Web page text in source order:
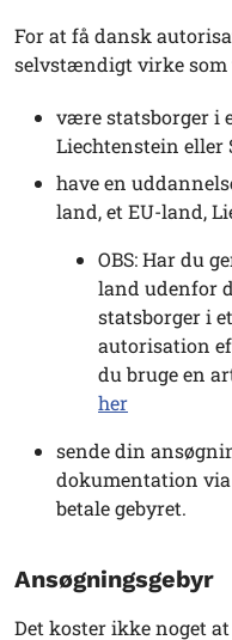
For at få dansk
selvstændigt virke
være statsborger i
Liechtenstein eller
have en
land, et EU-land,
OBS: Har du
land udenfor
statsborger i
autorisation
du bruge en
her
sende din
dokumentation
betale gebyret.
Ansøgningsgebyr
Det koster ikke noget